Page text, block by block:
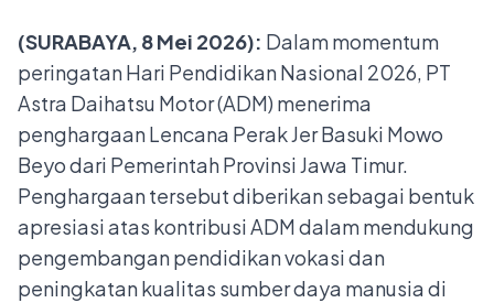
(SURABAYA, 8 Mei 2026): Dalam momentum
peringatan Hari Pendidikan Nasional 2026, PT
Astra Daihatsu Motor (ADM) menerima
penghargaan Lencana Perak Jer Basuki Mowo
Beyo dari Pemerintah Provinsi Jawa Timur.
Penghargaan tersebut diberikan sebagai bentuk
apresiasi atas kontribusi ADM dalam mendukung
pengembangan pendidikan vokasi dan
peningkatan kualitas sumber daya manusia di